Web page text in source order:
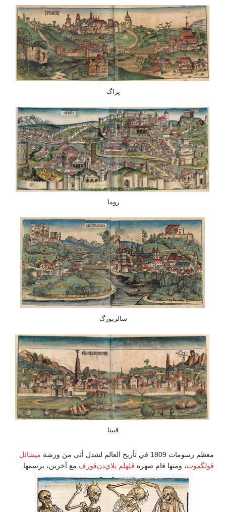
پراگ
روما
سالزبورگ
ڤيينا
معظم رسومات 1809 في تأريخ العالم لشدل أتى من ورشة
ميشائل
ڤولگموت، ومنها قام صهره ڤلهلم پلاي‌دن‌ڤورف مع آخرين، برسمها.